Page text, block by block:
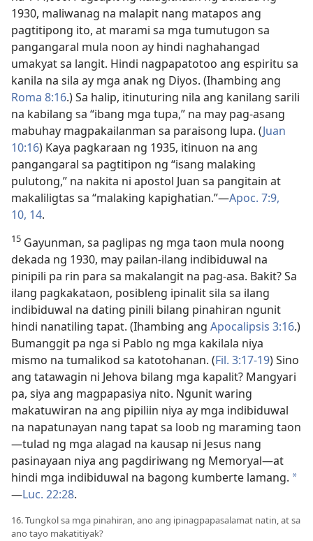
1930, maliwanag na malapit nang matapos ang
pagtitipong ito, at marami sa mga tumutugon sa
pangangaral mula noon ay hindi naghahangad
umakyat sa langit. Hindi nagpapatotoo ang espiritu sa
kanila na sila ay mga anak ng Diyos. (Ihambing ang
Roma 8:16.) Sa halip, itinuturing nila ang kanilang sarili
na kabilang sa “ibang mga tupa,” na may pag-asang
mabuhay magpakailanman sa paraisong lupa. (Juan
10:16) Kaya pagkaraan ng 1935, itinuon na ang
pangangaral sa pagtitipon ng “isang malaking
pulutong,” na nakita ni apostol Juan sa pangitain at
makaliligtas sa “malaking kapighatian.”​—Apoc. 7:9,
10, 14.
15 Gayunman, sa paglipas ng mga taon mula noong
dekada ng 1930, may pailan-ilang indibiduwal na
pinipili pa rin para sa makalangit na pag-asa. Bakit? Sa
ilang pagkakataon, posibleng ipinalit sila sa ilang
indibiduwal na dating pinili bilang pinahiran ngunit
hindi nanatiling tapat. (Ihambing ang Apocalipsis 3:16.)
Bumanggit pa nga si Pablo ng mga kakilala niya
mismo na tumalikod sa katotohanan. (Fil. 3:17-19) Sino
ang tatawagin ni Jehova bilang mga kapalit? Mangyari
pa, siya ang magpapasiya nito. Ngunit waring
makatuwiran na ang pipiliin niya ay mga indibiduwal
na napatunayan nang tapat sa loob ng maraming taon​
—tulad ng mga alagad na kausap ni Jesus nang
pasinayaan niya ang pagdiriwang ng Memoryal​—at
hindi mga indibiduwal na bagong kumberte lamang. *
—Luc. 22:28.
16. Tungkol sa mga pinahiran, ano ang ipinagpapasalamat natin, at sa
ano tayo makatitiyak?